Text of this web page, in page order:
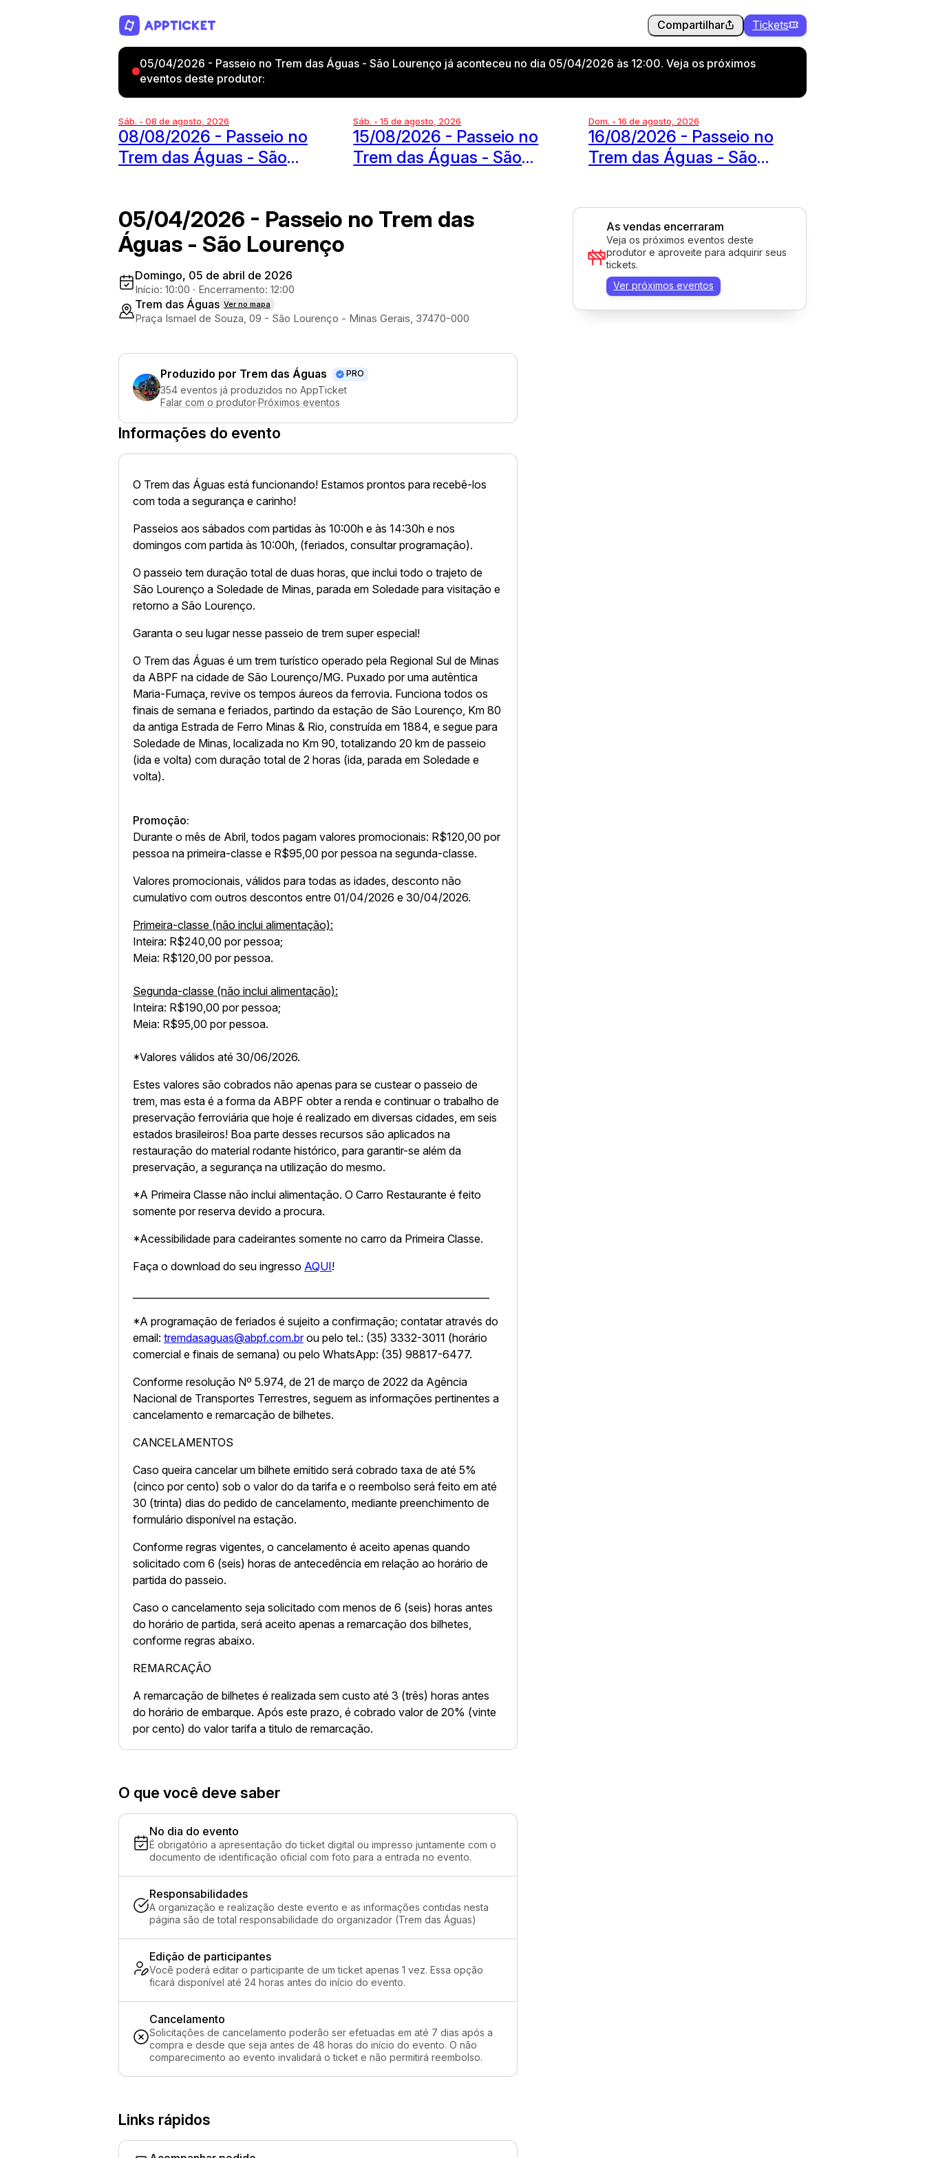
Compartilhar Tickets
05/04/2026 - Passeio no Trem das Águas - São Lourenço já aconteceu no dia 05/04/2026 às 12:00. Veja os próximos
eventos deste produtor:
Sáb. - 08 de agosto, 2026
08/08/2026 - Passeio no
Trem das Águas - São
Sáb. - 15 de agosto, 2026
15/08/2026 - Passeio no
Trem das Águas - São
Dom. - 16 de agosto, 2026
16/08/2026 - Passeio no
Trem das Águas - São
05/04/2026 - Passeio no Trem das
Águas - São Lourenço
Domingo, 05 de abril de 2026
Início: 10:00 · Encerramento: 12:00
Trem das Águas Ver no mapa
Praça Ismael de Souza, 09 - São Lourenço - Minas Gerais, 37470-000
Produzido por Trem das Águas PRO
354 eventos já produzidos no AppTicket
Falar com o produtor·Próximos eventos
Informações do evento
O Trem das Águas está funcionando! Estamos prontos para recebê-los
com toda a segurança e carinho!
Passeios aos sábados com partidas às 10:00h e às 14:30h e nos
domingos com partida às 10:00h, (feriados, consultar programação).
O passeio tem duração total de duas horas, que inclui todo o trajeto de
São Lourenço a Soledade de Minas, parada em Soledade para visitação e
retorno a São Lourenço.
Garanta o seu lugar nesse passeio de trem super especial!
O Trem das Águas é um trem turístico operado pela Regional Sul de Minas
da ABPF na cidade de São Lourenço/MG. Puxado por uma autêntica
Maria-Fumaça, revive os tempos áureos da ferrovia. Funciona todos os
finais de semana e feriados, partindo da estação de São Lourenço, Km 80
da antiga Estrada de Ferro Minas & Rio, construída em 1884, e segue para
Soledade de Minas, localizada no Km 90, totalizando 20 km de passeio
(ida e volta) com duração total de 2 horas (ida, parada em Soledade e
volta).
Promoção:
Durante o mês de Abril, todos pagam valores promocionais: R$120,00 por
pessoa na primeira-classe e R$95,00 por pessoa na segunda-classe.
Valores promocionais, válidos para todas as idades, desconto não
cumulativo com outros descontos entre 01/04/2026 e 30/04/2026.
Primeira-classe (não inclui alimentação):
Inteira: R$240,00 por pessoa;
Meia: R$120,00 por pessoa.
Segunda-classe (não inclui alimentação):
Inteira: R$190,00 por pessoa;
Meia: R$95,00 por pessoa.
*Valores válidos até 30/06/2026.
Estes valores são cobrados não apenas para se custear o passeio de
trem, mas esta é a forma da ABPF obter a renda e continuar o trabalho de
preservação ferroviária que hoje é realizado em diversas cidades, em seis
estados brasileiros! Boa parte desses recursos são aplicados na
restauração do material rodante histórico, para garantir-se além da
preservação, a segurança na utilização do mesmo.
*A Primeira Classe não inclui alimentação. O Carro Restaurante é feito
somente por reserva devido a procura.
*Acessibilidade para cadeirantes somente no carro da Primeira Classe.
Faça o download do seu ingresso AQUI!
*A programação de feriados é sujeito a confirmação; contatar através do
email: tremdasaguas@abpf.com.brou pelo tel.: (35) 3332-3011 (horário
comercial e finais de semana) ou pelo WhatsApp: (35) 98817-6477.
Conforme resolução Nº 5.974, de 21 de março de 2022 da Agência
Nacional de Transportes Terrestres, seguem as informações pertinentes a
cancelamento e remarcação de bilhetes.
CANCELAMENTOS
Caso queira cancelar um bilhete emitido será cobrado taxa de até 5%
(cinco por cento) sob o valor do da tarifa e o reembolso será feito em até
30 (trinta) dias do pedido de cancelamento, mediante preenchimento de
formulário disponível na estação.
Conforme regras vigentes, o cancelamento é aceito apenas quando
solicitado com 6 (seis) horas de antecedência em relação ao horário de
partida do passeio.
Caso o cancelamento seja solicitado com menos de 6 (seis) horas antes
do horário de partida, será aceito apenas a remarcação dos bilhetes,
conforme regras abaixo.
REMARCAÇÃO
A remarcação de bilhetes é realizada sem custo até 3 (três) horas antes
do horário de embarque. Após este prazo, é cobrado valor de 20% (vinte
por cento) do valor tarifa a titulo de remarcação.
As vendas encerraram
Veja os próximos eventos deste
produtor e aproveite para adquirir seus
tickets.
Ver próximos eventos
O que você deve saber
No dia do evento
É obrigatório a apresentação do ticket digital ou impresso juntamente com o
documento de identificação oficial com foto para a entrada no evento.
Responsabilidades
A organização e realização deste evento e as informações contidas nesta
página são de total responsabilidade do organizador (Trem das Águas)
Edição de participantes
Você poderá editar o participante de um ticket apenas 1 vez. Essa opção
ficará disponível até 24 horas antes do início do evento.
Cancelamento
Solicitações de cancelamento poderão ser efetuadas em até 7 dias após a
compra e desde que seja antes de 48 horas do início do evento. O não
comparecimento ao evento invalidará o ticket e não permitirá reembolso.
Links rápidos